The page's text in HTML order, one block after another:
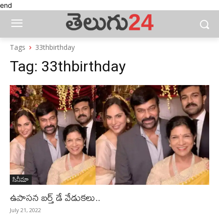
end
Tags 33thbirthday
Tag: 33thbirthday
సినీమా
ఉపాసన బర్త్ డే వేడుకలు..
July 21, 2022